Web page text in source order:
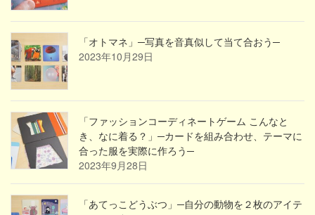
「オトマネ」─写真を音真似して当て合おう─
2023年10月29日
「ファッションコーディネートゲーム こんなと
き、なに着る？」─カードを組み合わせ、テーマに
合った服を実際に作ろう─
2023年9月28日
「あてっこどうぶつ」─自分の動物を２枚のアイテ